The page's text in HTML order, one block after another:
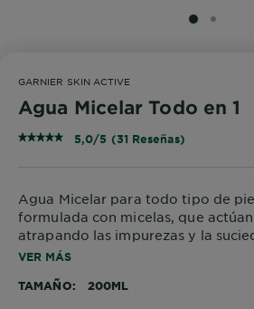
SLIDE 1
GARNIER SKIN ACTIVE
Agua Micelar Todo en 1
5,0/5 (31 Reseñas)
Agua Micelar para todo tipo de
formulada con micelas, que
atrapando las impurezas y la
N°1 del mundo
VER MÁS
TAMAÑO 200ML